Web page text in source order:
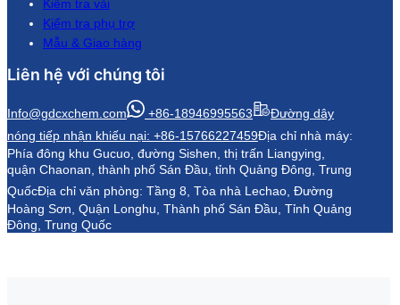
Kiểm tra vải
Kiểm tra phụ trợ
Mẫu & Giao hàng
Liên hệ với chúng tôi
Info@gdcxchem.com +86-18946995563
Đường dây
nóng tiếp nhận khiếu nại: +86-15766227459Địa chỉ nhà máy:
Phía đông khu Gucuo, đường Sishen, thị trấn Liangying,
quận Chaonan, thành phố Sán Đầu, tỉnh Quảng Đông, Trung
QuốcĐịa chỉ văn phòng: Tầng 8, Tòa nhà Lechao, Đường
Hoàng Sơn, Quận Longhu, Thành phố Sán Đầu, Tỉnh Quảng
Đông, Trung Quốc